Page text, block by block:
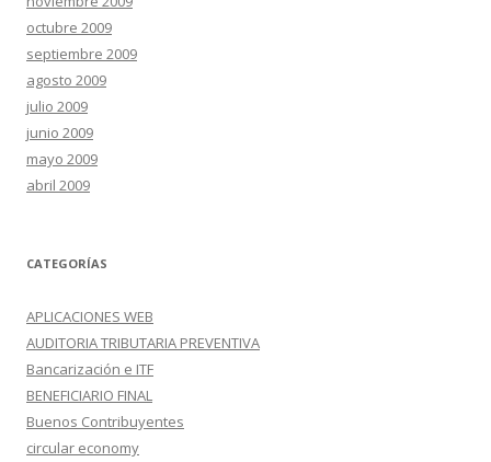
octubre 2009
septiembre 2009
agosto 2009
julio 2009
junio 2009
mayo 2009
abril 2009
CATEGORÍAS
APLICACIONES WEB
AUDITORIA TRIBUTARIA PREVENTIVA
Bancarización e ITF
BENEFICIARIO FINAL
Buenos Contribuyentes
circular economy